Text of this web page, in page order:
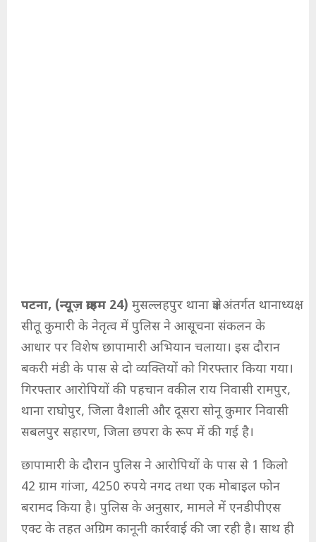
पटना, (न्यूज़ क्राइम 24) मुसल्लहपुर थाना क्षेत्र अंतर्गत थानाध्यक्ष
सीतू कुमारी के नेतृत्व में पुलिस ने आसूचना संकलन के
आधार पर विशेष छापामारी अभियान चलाया। इस दौरान
बकरी मंडी के पास से दो व्यक्तियों को गिरफ्तार किया गया।
गिरफ्तार आरोपियों की पहचान वकील राय निवासी रामपुर,
थाना राघोपुर, जिला वैशाली और दूसरा सोनू कुमार निवासी
सबलपुर सहारण, जिला छपरा के रूप में की गई है।
छापामारी के दौरान पुलिस ने आरोपियों के पास से 1 किलो
42 ग्राम गांजा, 4250 रुपये नगद तथा एक मोबाइल फोन
बरामद किया है। पुलिस के अनुसार, मामले में एनडीपीएस
एक्ट के तहत अग्रिम कानूनी कार्रवाई की जा रही है। साथ ही